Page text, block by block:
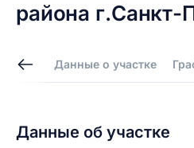
района г.Санкт-
Данные о участке
Данные об участке